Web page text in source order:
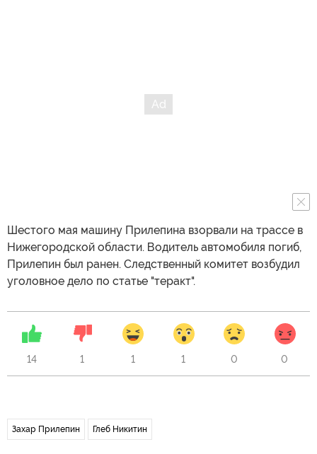
Шестого мая машину Прилепина взорвали на трассе в
Нижегородской области. Водитель автомобиля погиб,
Прилепин был ранен. Следственный комитет возбудил
уголовное дело по статье "теракт".
14 1 1 1 0 0
Захар Прилепин Глеб Никитин